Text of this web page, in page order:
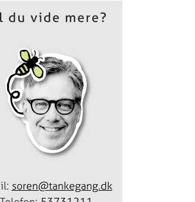
du vide mere?
soren@tankegang.dk